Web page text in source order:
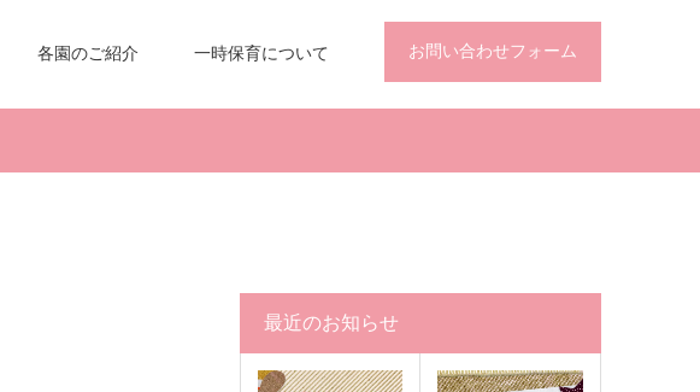
お問い合わせフォーム
各園のご紹介 一時保育について
最近のお知らせ